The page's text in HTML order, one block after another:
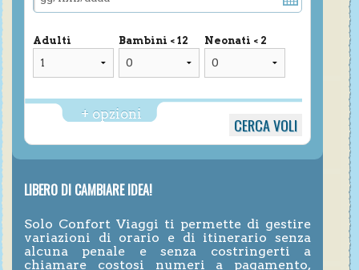
Adulti Bambini < 12 Neonati < 2
+ opzioni
LIBERO DI CAMBIARE IDEA!
Solo Confort Viaggi ti permette di gestire
variazioni di orario e di itinerario senza
alcuna penale e senza costringerti a
chiamare costosi numeri a pagamento,